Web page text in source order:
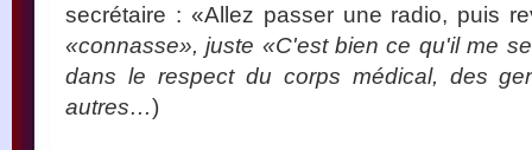
secrétaire : «Allez passer une radio, puis
«connasse», juste «C'est bien ce qu'il me
dans le respect du corps médical, des
autres…)